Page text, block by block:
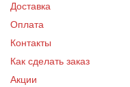
Доставка
Оплата
Контакты
Как сделать заказ
Акции